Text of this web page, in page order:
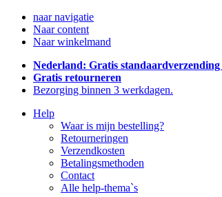
naar navigatie
Naar content
Naar winkelmand
Nederland: Gratis standaardverzending
Gratis retourneren
Bezorging binnen 3 werkdagen.
Help
Waar is mijn bestelling?
Retourneringen
Verzendkosten
Betalingsmethoden
Contact
Alle help-thema`s